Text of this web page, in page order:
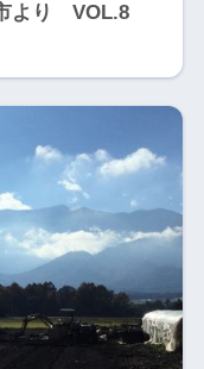
より VOL.8